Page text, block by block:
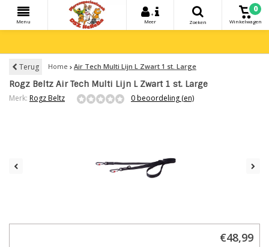
Menu
+
Meer
Zoeken
0
Winkelwagen
Terug Home Air Tech Multi Lijn L Zwart 1 st. Large
Rogz Beltz Air Tech Multi Lijn L Zwart 1 st. Large
Merk: Rogz Beltz 0 beoordeling (en)
€48,99